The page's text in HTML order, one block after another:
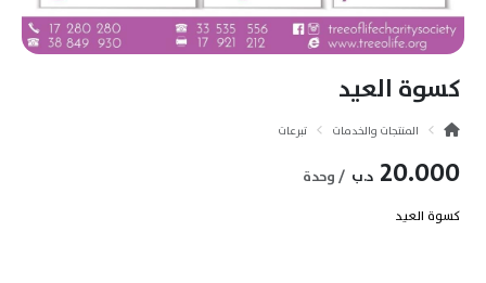
كسوة العيد
المنتجات والخدمات تبرعات
20.000 د.ب / وحدة
كسوة العيد